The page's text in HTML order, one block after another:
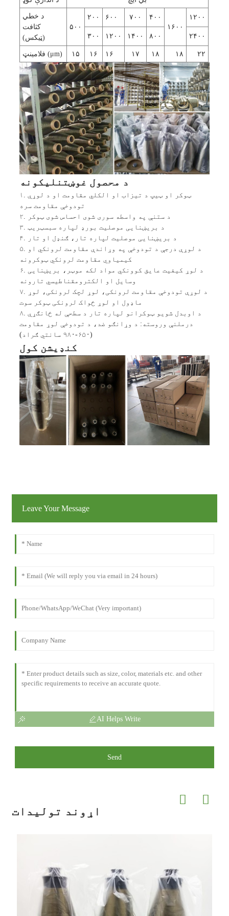
د خطي
کثافت
(ټیکس)
۵۰۰
۲۰۰ ۶۰۰ ۷۰۰
۴۰۰
۱۶۰۰
۱۲۰۰
۳۰۰ ۱۲۰۰ ۱۴۰۰ ۸۰۰ ۲۴۰۰
فلامینټ (μm) ۱۵ ۱۶ ۱۶ ۱۷ ۱۸ ۱۸ ۲۲
د محصول غوښتنلیکونه
۱. ټوکر او ټیپ د تیزاب او الکلي مقاومت او د لوړې
تودوخې مقاومت سره
۲. د ستنې په واسطه سوری شوی احساس شوی ټوکر
۳. د بریښنایی موصلیت بورډ لپاره سبسټریټ
۴. د بریښنایی موصلیت لپاره تار، ګنډل او تار
۵. د لوړې درجې د تودوخې په وړاندې مقاومت لرونکي او
کیمیاوي مقاومت لرونکي ټوکرونه
۶. د لوړ کیفیت عایق کوونکي مواد لکه موټر، بریښنایی
وسایل او الکترومقناطیسي تارونه
۷. د لوړې تودوخې مقاومت لرونکی، لوړ لچک لرونکی، لوړ
ماډول او لوړ ځواک لرونکی ټوکر سوت
۸. د اوبدل شویو ټوکرانو لپاره تار د سطحې له ځانګړې
درملنې وروسته: د وړانګو ضد، د تودوخې لوړ مقاومت
(۶۵۰-۹۸۰ سانتي ګراد)
کنډیشن کول
Leave Your Message
AI Helps Write
Send
اړوند توليدات